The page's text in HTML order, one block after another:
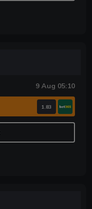
9 Aug 05:10
1.83